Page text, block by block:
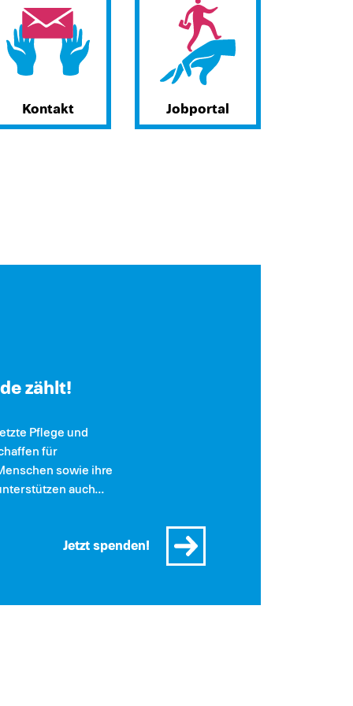
Kontakt Jobportal
zählt!
Pflege und
für
sowie ihre
auch...
Jetzt spenden!